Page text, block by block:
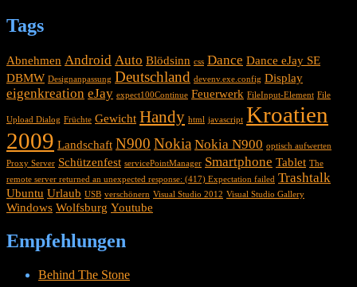
Tags
Abnehmen Android Auto Blödsinn css Dance Dance eJay SE
DBMW Designanpassung Deutschland devenv.exe.config Display
eigenkreation eJay expect100Continue Feuerwerk FileInput-Element File
Upload Dialog Früchte Gewicht Handy html javascript Kroatien
2009 Landschaft N900 Nokia Nokia N900 optisch aufwerten
Proxy Server Schützenfest servicePointManager Smartphone Tablet The
remote server returned an unexpected response: (417) Expectation failed Trashtalk
Ubuntu Urlaub USB verschönern Visual Studio 2012 Visual Studio Gallery
Windows Wolfsburg Youtube
Empfehlungen
Behind The Stone